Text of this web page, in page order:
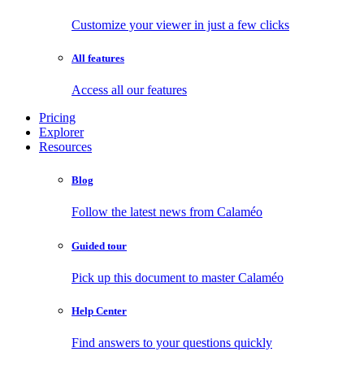
Customize your viewer in just a few clicks
All features
Access all our features
Pricing
Explorer
Resources
Blog
Follow the latest news from Calaméo
Guided tour
Pick up this document to master Calaméo
Help Center
Find answers to your questions quickly